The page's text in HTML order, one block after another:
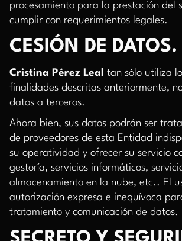
procesamiento para la prestación del
cumplir con requerimientos legales.
CESIÓN DE DATOS.
Cristina Pérez Leal
tan sólo utiliza
finalidades descritas anteriormente,
datos a terceros.
Ahora bien, sus datos podrán ser
de proveedores de esta Entidad
su operatividad y ofrecer su servicio
gestoría, servicios informáticos,
almacenamiento en la nube, etc.. El
autorización expresa e inequívoca
tratamiento y comunicación de datos.